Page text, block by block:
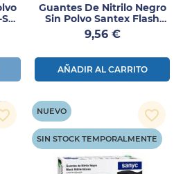
Guantes De Nitrilo Negro
Sin Polvo Santex Flash
Black Talla M 100 Uds
Precio
9,56 €
AÑADIR AL CARRITO
NUEVO
SIN STOCK TEMPORALMENTE
favorite_border